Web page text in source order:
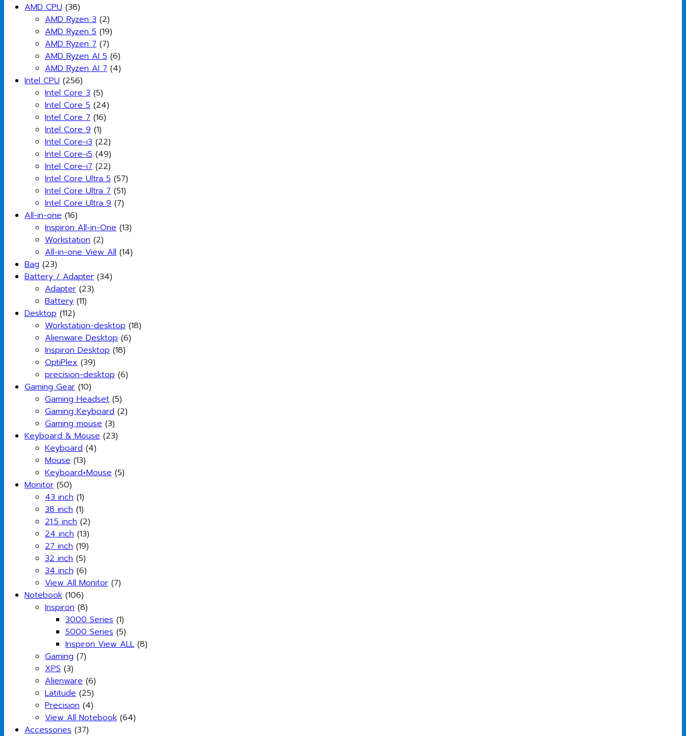
AMD CPU (38)
AMD Ryzen 3 (2)
AMD Ryzen 5 (19)
AMD Ryzen 7 (7)
AMD Ryzen AI 5 (6)
AMD Ryzen AI 7 (4)
Intel CPU (256)
Intel Core 3 (5)
Intel Core 5 (24)
Intel Core 7 (16)
Intel Core 9 (1)
Intel Core-i3 (22)
Intel Core-i5 (49)
Intel Core-i7 (22)
Intel Core Ultra 5 (57)
Intel Core Ultra 7 (51)
Intel Core Ultra 9 (7)
All-in-one (16)
Inspiron All-in-One (13)
Workstation (2)
All-in-one View All (14)
Bag (23)
Battery / Adapter (34)
Adapter (23)
Battery (11)
Desktop (112)
Workstation-desktop (18)
Alienware Desktop (6)
Inspiron Desktop (18)
OptiPlex (39)
precision-desktop (6)
Gaming Gear (10)
Gaming Headset (5)
Gaming Keyboard (2)
Gaming mouse (3)
Keyboard & Mouse (23)
Keyboard (4)
Mouse (13)
Keyboard+Mouse (5)
Monitor (50)
43 inch (1)
38 inch (1)
21.5 inch (2)
24 inch (13)
27 inch (19)
32 inch (5)
34 inch (6)
View All Monitor (7)
Notebook (106)
Inspiron (8)
3000 Series (1)
5000 Series (5)
Inspiron View ALL (8)
Gaming (7)
XPS (3)
Alienware (6)
Latitude (25)
Precision (4)
View All Notebook (64)
Accessories (37)